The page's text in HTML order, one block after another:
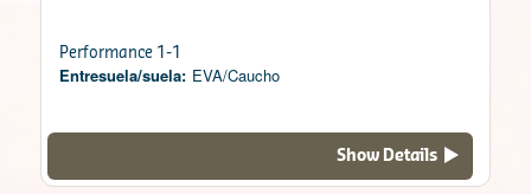
Performance 1-1
Entresuela/suela: EVA/Caucho
Show Details